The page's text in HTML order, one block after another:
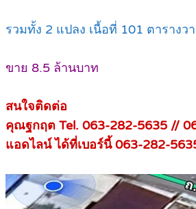
รวมทั้ง 2 แปลง เนื้อที่ 101 ตารางวา
ขาย 8.5 ล้านบาท
สนใจติดต่อ
คุณฐกฤต Tel. 063-282-5635 //
แอดไลน์ ได้ที่เบอร์นี้ 063-282-